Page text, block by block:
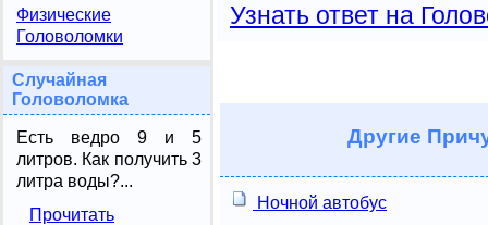
Физические
Головоломки
Случайная
Головоломка
Есть ведро 9 и 5
литров. Как получить 3
литра воды?...
Прочитать
Узнать ответ на
Другие
Ночной автобус